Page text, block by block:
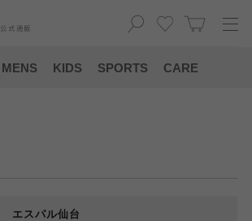
公式通販
MENS KIDS SPORTS CARE
エスパル仙台